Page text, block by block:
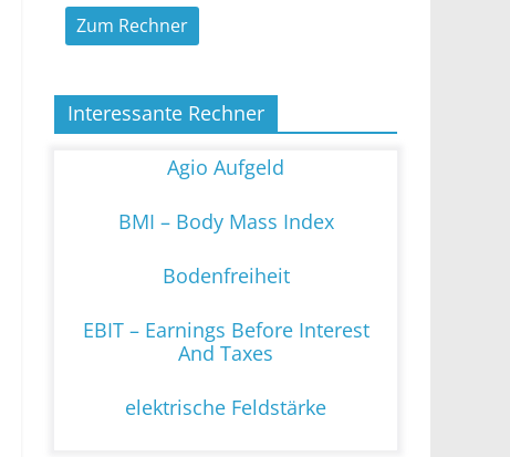
Zum Rechner
Interessante Rechner
Agio Aufgeld
BMI – Body Mass Index
Bodenfreiheit
EBIT – Earnings Before Interest
And Taxes
elektrische Feldstärke